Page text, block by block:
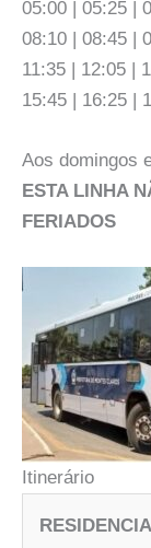
05:00 | 05:25 |
08:10 | 08:45 |
11:35 | 12:05 |
15:45 | 16:25 |
Aos domingos
ESTA LINHA
FERIADOS
Itinerário